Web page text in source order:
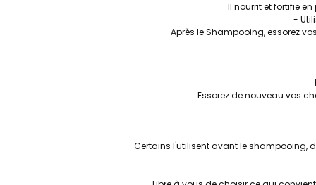
Il nourrit et fortifie
-
-Après le Shampooing, essorez
Essorez de nouveau vos
Certains l'utilisent avant le shampooing,